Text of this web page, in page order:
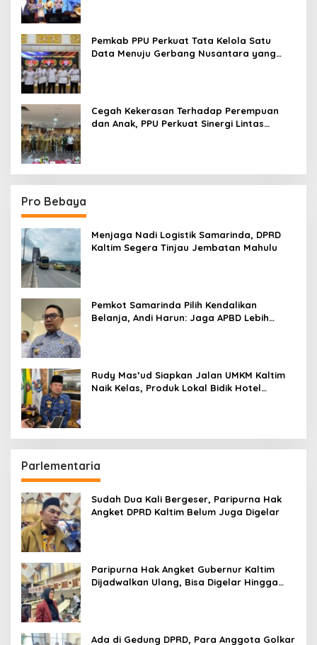
Pemkab PPU Perkuat Tata Kelola Satu
Data Menuju Gerbang Nusantara yang
Cegah Kekerasan Terhadap Perempuan
dan Anak, PPU Perkuat Sinergi Lintas
Pro Bebaya
Menjaga Nadi Logistik Samarinda, DPRD
Kaltim Segera Tinjau Jembatan Mahulu
Pemkot Samarinda Pilih Kendalikan
Belanja, Andi Harun: Jaga APBD Lebih
Rudy Mas’ud Siapkan Jalan UMKM Kaltim
Naik Kelas, Produk Lokal Bidik Hotel
Parlementaria
Sudah Dua Kali Bergeser, Paripurna Hak
Angket DPRD Kaltim Belum Juga Digelar
Paripurna Hak Angket Gubernur Kaltim
Dijadwalkan Ulang, Bisa Digelar Hingga
Ada di Gedung DPRD, Para Anggota Golkar